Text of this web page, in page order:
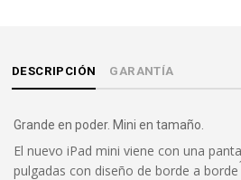
DESCRIPCIÓN GARANTÍA
Grande en poder. Mini en tamaño.
El nuevo iPad mini viene con una
pulgadas con diseño de borde a borde